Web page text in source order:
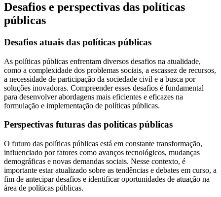
Desafios e perspectivas das políticas
públicas
Desafios atuais das políticas públicas
As políticas públicas enfrentam diversos desafios na atualidade,
como a complexidade dos problemas sociais, a escassez de recursos,
a necessidade de participação da sociedade civil e a busca por
soluções inovadoras. Compreender esses desafios é fundamental
para desenvolver abordagens mais eficientes e eficazes na
formulação e implementação de políticas públicas.
Perspectivas futuras das políticas públicas
O futuro das políticas públicas está em constante transformação,
influenciado por fatores como avanços tecnológicos, mudanças
demográficas e novas demandas sociais. Nesse contexto, é
importante estar atualizado sobre as tendências e debates em curso, a
fim de antecipar desafios e identificar oportunidades de atuação na
área de políticas públicas.